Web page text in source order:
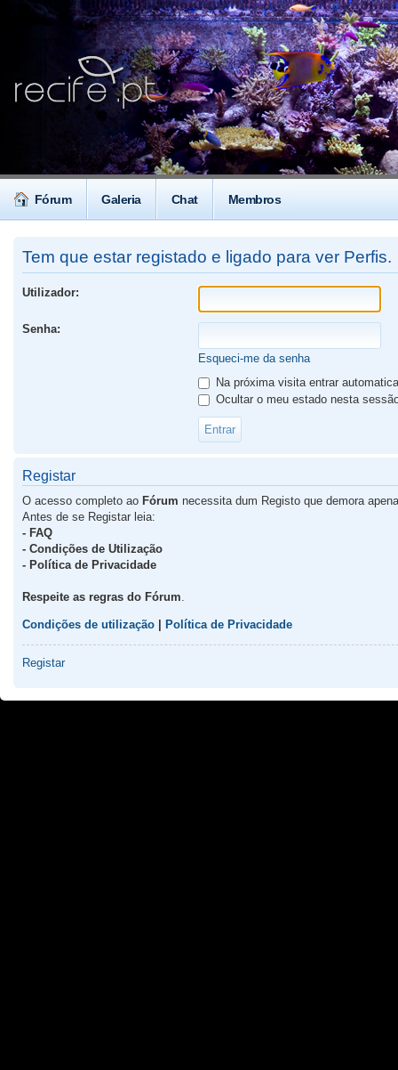
Fórum Galeria Chat Membros
Tem que estar registado e ligado para ver Perfis.
Utilizador:
Senha:
Esqueci-me da senha
Na próxima visita entrar
Ocultar o meu estado nesta
Registar
O acesso completo ao Fórum necessita dum Registo que demora
Antes de se Registar leia:
- FAQ
- Condições de Utilização
- Política de Privacidade
Respeite as regras do Fórum
Condições de utilização Política de Privacidade
Registar